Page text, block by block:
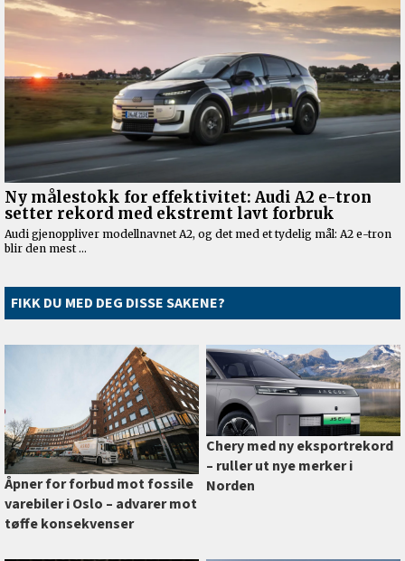
FIKK DU MED DEG DISSE SAKENE?
Åpner for forbud mot fossile
varebiler i Oslo –⁠ advarer mot
tøffe konsekvenser
Chery med ny eksportrekord
–⁠ ruller ut nye merker i
Norden